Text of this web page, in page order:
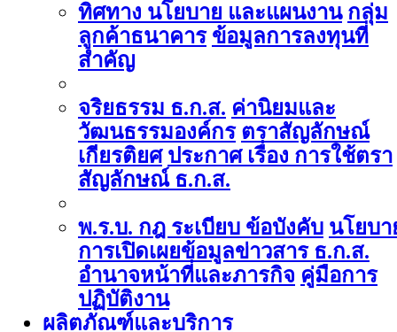
ทิศทาง นโยบาย และแผนงาน กลุ่ม
ลูกค้าธนาคาร ข้อมูลการลงทุนที่
สำคัญ
จริยธรรม ธ.ก.ส. ค่านิยมและ
วัฒนธรรมองค์กร ตราสัญลักษณ์
เกียรติยศ ประกาศ เรื่อง การใช้ตรา
สัญลักษณ์ ธ.ก.ส.
พ.ร.บ. กฎ ระเบียบ ข้อบังคับ นโยบา
การเปิดเผยข้อมูลข่าวสาร ธ.ก.ส.
อำนาจหน้าที่และภารกิจ คู่มือการ
ปฏิบัติงาน
ผลิตภัณฑ์และบริการ